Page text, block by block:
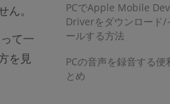
。
て一
を見
PCでApple Mobile
Driverをダウンロード/
ールする方法
PCの音声を録音する便
とめ